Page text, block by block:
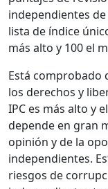
independientes
lista de índice
más alto y 100 el
Está comprobado
los derechos y
IPC es más alto y
depende en gran
opinión y de la
independientes.
riesgos de